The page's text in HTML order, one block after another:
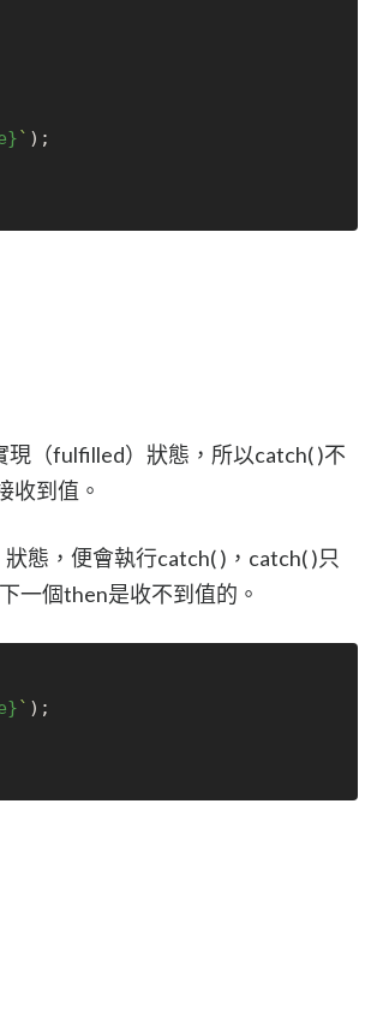
` );
（fulfilled）狀態，所以catch( )不
收到值。
態，便會執行catch( )，catch( )只
一個then是收不到值的。
` );